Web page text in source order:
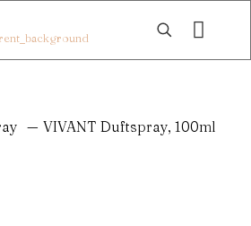
— VIVANT Duftspray, 100ml